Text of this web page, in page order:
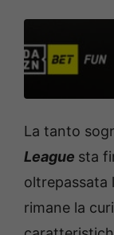
La tanto
League sta
oltrepassata
rimane la